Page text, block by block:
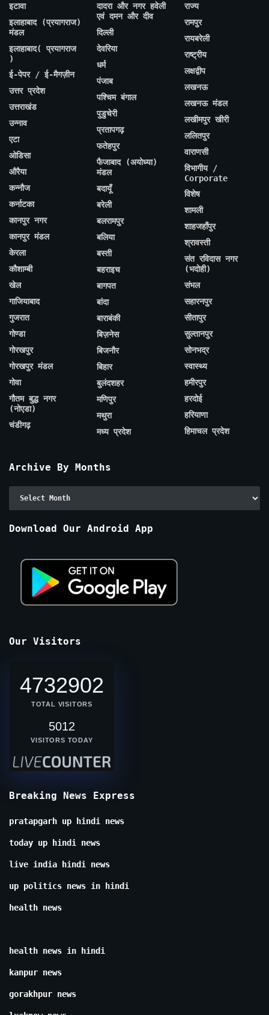
इटावा
इलाहाबाद (प्रयागराज)
मंडल
इलाहाबाद( प्रयागराज
)
ई-पेपर / ई-मैगज़ीन
उत्तर प्रदेश
उत्तराखंड
उन्नाव
एटा
ओडिसा
औरैया
कन्नौज
कर्नाटका
कानपुर नगर
कानपुर मंडल
केरला
कौशाम्बी
खेल
गाजियाबाद
गुजरात
गोण्डा
गोरखपुर
गोरखपुर मंडल
गोवा
गौतम बुद्ध नगर
(नोएडा)
चंडीगढ़
दादरा और नगर हवेली
एवं दमन और दीव
दिल्ली
देवरिया
धर्म
पंजाब
पश्चिम बंगाल
पुडुचेरी
प्रतापगढ़
फतेहपुर
फैजाबाद (अयोध्या)
मंडल
बदायूँ
बरेली
बलरामपुर
बलिया
बस्ती
बहराइच
बागपत
बांदा
बाराबंकी
बिज़नेस
बिजनौर
बिहार
बुलंदशहर
मणिपुर
मथुरा
मध्य प्रदेश
राज्य
रामपुर
रायबरेली
राष्ट्रीय
लक्षद्वीप
लखनऊ
लखनऊ मंडल
लखीमपुर खीरी
ललितपुर
वाराणसी
विभागीय /
Corporate
विशेष
शामली
शाहजहाँपुर
श्रावस्ती
संत रविदास नगर
(भदोही)
संभल
सहारनपुर
सीतापुर
सुल्तानपुर
सोनभद्र
स्वास्थ्य
हमीरपुर
हरदोई
हरियाणा
हिमाचल प्रदेश
Archive By Months
Download Our Android App
Our Visitors
4732902
TOTAL VISITORS
5012
VISITORS TODAY
Breaking News Express
pratapgarh up hindi news
today up hindi news
live india hindi news
up politics news in hindi
health news
health news in hindi
kanpur news
gorakhpur news